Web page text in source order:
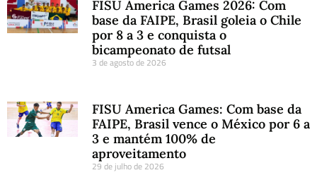
FISU America Games 2026: Com
base da FAIPE, Brasil goleia o Chile
por 8 a 3 e conquista o
bicampeonato de futsal
3 de agosto de 2026
FISU America Games: Com base da
FAIPE, Brasil vence o México por 6 a
3 e mantém 100% de
aproveitamento
29 de julho de 2026